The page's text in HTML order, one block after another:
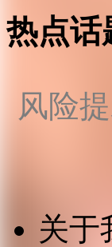
热点话
风险
关于